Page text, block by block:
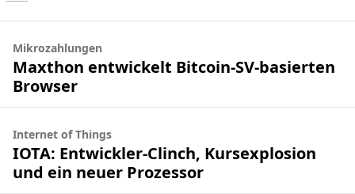
Mikrozahlungen
Maxthon entwickelt Bitcoin-SV-basierten
Browser
Internet of Things
IOTA: Entwickler-Clinch, Kursexplosion
und ein neuer Prozessor